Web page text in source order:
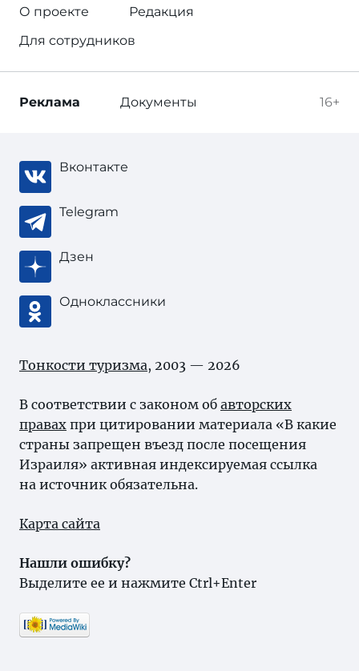
О проекте
Редакция
Для сотрудников
16+
Реклама Документы
Вконтакте
Telegram
Дзен
Одноклассники
Тонкости туризма, 2003 — 2026
В соответствии с законом об авторских
правах при цитировании материала «В какие
страны запрещен въезд после посещения
Израиля» активная индексируемая ссылка
на источник обязательна.
Карта сайта
Нашли ошибку?
Выделите ее и нажмите Ctrl+Enter